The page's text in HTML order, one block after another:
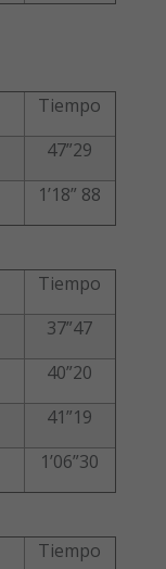
Tiempo
47”29
1’18” 88
Tiempo
37”47
40”20
41”19
1’06”30
Tiempo